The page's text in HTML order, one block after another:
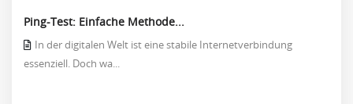
Ping-Test: Einfache Methode...
In der digitalen Welt ist eine stabile Internetverbindung
essenziell. Doch wa...